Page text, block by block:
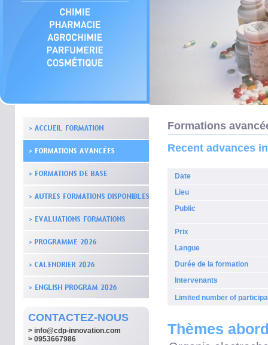
CONTACTEZ-NOUS
> info@cdp-innovation.com
> 0953667986
Formations
Recent advances
Date
Lieu
Public
Prix
Langue
Durée de la formation
Intervenants
Limited number of
Thèmes